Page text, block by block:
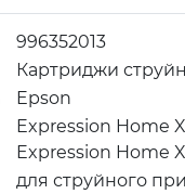
996352013
Картриджи
Epson
Expression Home
Expression Home
для струйного